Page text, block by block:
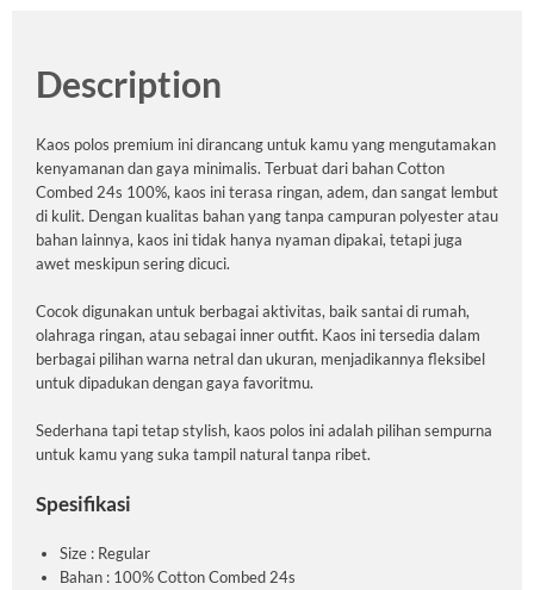
Description
Kaos polos premium ini dirancang untuk kamu yang mengutamakan
kenyamanan dan gaya minimalis. Terbuat dari bahan Cotton
Combed 24s 100%, kaos ini terasa ringan, adem, dan sangat lembut
di kulit. Dengan kualitas bahan yang tanpa campuran polyester atau
bahan lainnya, kaos ini tidak hanya nyaman dipakai, tetapi juga
awet meskipun sering dicuci.
Cocok digunakan untuk berbagai aktivitas, baik santai di rumah,
olahraga ringan, atau sebagai inner outfit. Kaos ini tersedia dalam
berbagai pilihan warna netral dan ukuran, menjadikannya fleksibel
untuk dipadukan dengan gaya favoritmu.
Sederhana tapi tetap stylish, kaos polos ini adalah pilihan sempurna
untuk kamu yang suka tampil natural tanpa ribet.
Spesifikasi
Size : Regular
Bahan : 100% Cotton Combed 24s